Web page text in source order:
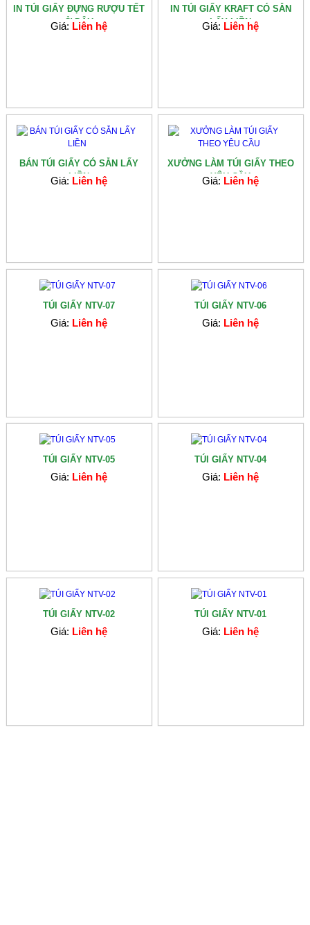
IN TÚI GIẤY ĐỰNG RƯỢU TẾT
Ở ĐÂU
Giá: Liên hệ
IN TÚI GIẤY KRAFT CÓ SẴN
LẤY LIỀN
Giá: Liên hệ
BÁN TÚI GIẤY CÓ SẴN LẤY
LIỀN
Giá: Liên hệ
XƯỞNG LÀM TÚI GIẤY THEO
YÊU CẦU
Giá: Liên hệ
TÚI GIẤY NTV-07
Giá: Liên hệ
TÚI GIẤY NTV-06
Giá: Liên hệ
TÚI GIẤY NTV-05
Giá: Liên hệ
TÚI GIẤY NTV-04
Giá: Liên hệ
TÚI GIẤY NTV-02
Giá: Liên hệ
TÚI GIẤY NTV-01
Giá: Liên hệ